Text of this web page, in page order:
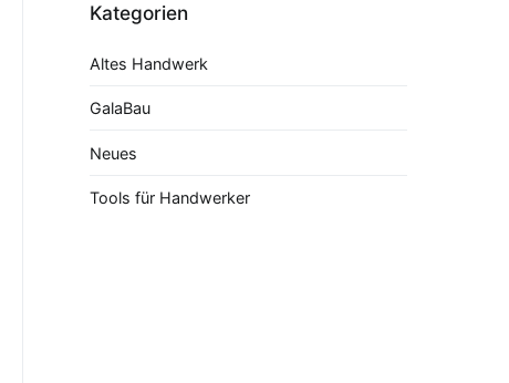
Kategorien
Altes Handwerk
GalaBau
Neues
Tools für Handwerker